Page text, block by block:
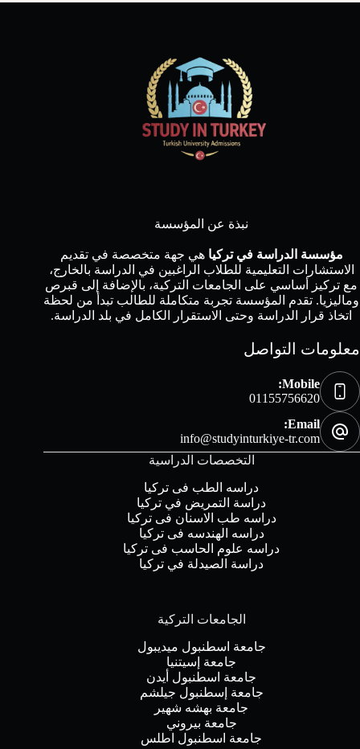
نبذة عن المؤسسة
مؤسسة الدراسة في تركيا هي جهة متخصصة في تقديم
الاستشارات التعليمية للطلاب الراغبين في الدراسة بالخارج،
مع تركيز أساسي على الجامعات التركية، بالإضافة إلى قبرص
وماليزيا. تقدم المؤسسة تجربة متكاملة للطالب تبدأ من لحظة
اتخاذ قرار الدراسة وحتى الاستقرار الكامل في بلد الدراسة.
معلومات التواصل
Mobile:
01155756620
Email:
info@studyinturkiye-tr.com
التخصصات الدراسية
دراسه الطب فى تركيا
دراسة التمريض في تركيا
دراسه طب الاسنان فى تركيا
دراسه الهندسه فى تركيا
دراسه علوم الحاسب فى تركيا
دراسة الصيدلة في تركيا
الجامعات التركية
جامعة اسطنبول ميديبول
جامعة إسيتنيا
جامعة اسطنبول أيدن
جامعة إسطنبول جيلشم
جامعة بهشه شهير
جامعة بيروني
جامعة اسطنبول اطلس